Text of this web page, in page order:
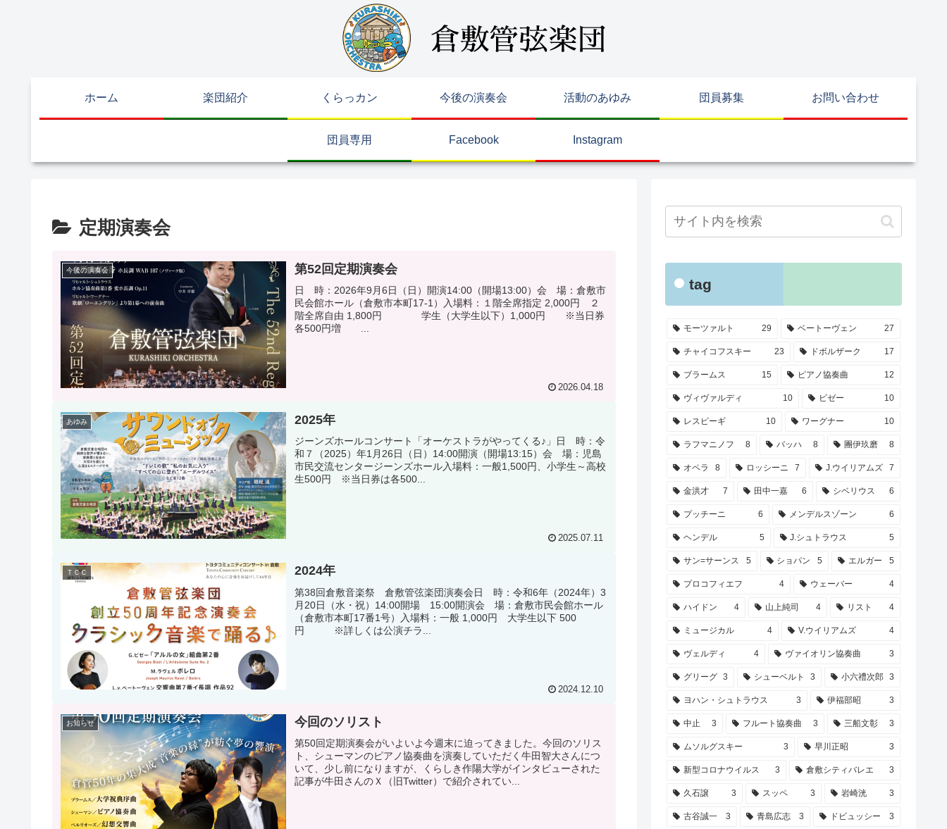
ホーム 楽団紹介 くらっカン 今後の演奏会 活動のあゆみ 団員募集 お問い合わせ
団員専用 Facebook Instagram
定期演奏会
今後の演奏会 第52回定期演奏会
日 時：2026年9月6日（日）開演14:00（開場13:00）会 場：倉敷市
民会館ホール（倉敷市本町17-1）入場料：１階全席指定 2,000円 ２
階全席自由 1,800円 学生（大学生以下）1,000円 ※当日券
各500円増 ...
2026.04.18
あゆみ 2025年
ジーンズホールコンサート「オーケストラがやってくる♪」日 時：令
和７（2025）年1月26日（日）14:00開演（開場13:15）会 場：児島
市民交流センタージーンズホール入場料：一般1,500円、小学生～高校
生500円 ※当日券は各500...
2025.07.11
ＴＣＣ 2024年
第38回倉敷音楽祭 倉敷管弦楽団演奏会日 時：令和6年（2024年）3
月20日（水・祝）14:00開場 15:00開演会 場：倉敷市民会館ホール
（倉敷市本町17番1号）入場料：一般 1,000円 大学生以下 500
円 ※詳しくは公演チラ...
2024.12.10
お知らせ 今回のソリスト
第50回定期演奏会がいよいよ今週末に迫ってきました。今回のソリス
ト、シューマンのピアノ協奏曲を演奏していただく牛田智大さんにつ
いて、少し前になりますが、くらしき作陽大学がインタビューされた
記事が牛田さんのＸ（旧Twitter）で紹介されてい...
tag
モーツァルト 29 ベートーヴェン 27
チャイコフスキー 23 ドボルザーク 17
ブラームス 15 ピアノ協奏曲 12
ヴィヴァルディ 10 ビゼー 10
レスピーギ 10 ワーグナー 10
ラフマニノフ 8 バッハ 8 團伊玖磨 8
オペラ 8 ロッシーニ 7 J.ウイリアムズ 7
金洪才 7 田中一嘉 6 シベリウス 6
プッチーニ 6 メンデルスゾーン 6
ヘンデル 5 J.シュトラウス 5
サン=サーンス 5 ショパン 5 エルガー 5
プロコフィエフ 4 ウェーバー 4
ハイドン 4 山上純司 4 リスト 4
ミュージカル 4 V.ウイリアムズ 4
ヴェルディ 4 ヴァイオリン協奏曲 3
グリーグ 3 シューベルト 3 小六禮次郎 3
ヨハン・シュトラウス 3 伊福部昭 3
中止 3 フルート協奏曲 3 三船文彰 3
ムソルグスキー 3 早川正昭 3
新型コロナウイルス 3 倉敷シティバレエ 3
久石譲 3 スッペ 3 岩崎洸 3
古谷誠一 3 青島広志 3 ドビュッシー 3